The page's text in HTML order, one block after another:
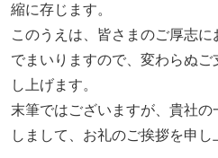
縮に存じます。
このうえは、皆さまのご厚志
でまいりますので、変わらぬ
し上げます。
末筆ではございますが、貴社
しまして、お礼のご挨拶を申し